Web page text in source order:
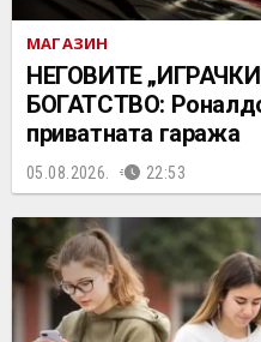
МАГАЗИН
НЕГОВИТЕ
БОГАТСТВО:
приватната гаража
05.08.2026. 22:53